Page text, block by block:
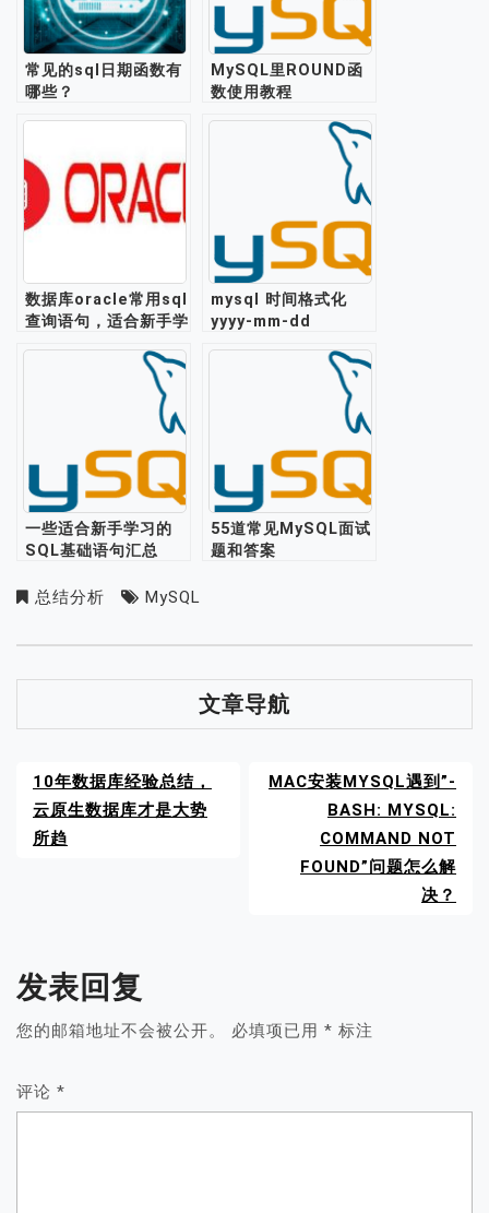
常见的sql日期函数有
哪些？
MySQL里ROUND函
数使用教程
数据库oracle常用sql
查询语句，适合新手学
mysql 时间格式化
yyyy-mm-dd
一些适合新手学习的
SQL基础语句汇总
55道常见MySQL面试
题和答案
总结分析 MySQL
文章导航
10年数据库经验总结，
云原生数据库才是大势
所趋
MAC安装MYSQL遇到”-
BASH: MYSQL:
COMMAND NOT
FOUND”问题怎么解
决？
发表回复
您的邮箱地址不会被公开。 必填项已用 * 标注
评论 *